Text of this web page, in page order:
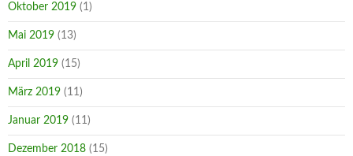
Oktober 2019 (1)
Mai 2019 (13)
April 2019 (15)
März 2019 (11)
Januar 2019 (11)
Dezember 2018 (15)